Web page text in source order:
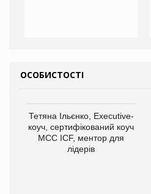
ОСОБИСТОСТІ
Тетяна Ільєнко, Executive-
коуч, сертифікований коуч
МСС ICF, ментор для
лідерів